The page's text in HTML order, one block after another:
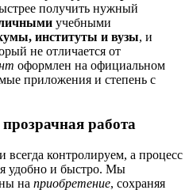
получить нужный
учебными
институты и вузы, и
не отличается от
оформлен на официальном
приложения и степень с
работа
всегда контролируем, а процесс
удобно и быстро. Мы
на приобретение, сохраняя